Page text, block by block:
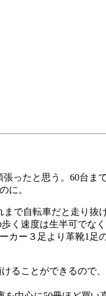
ったと思う。60台ま
に。
で自転車だと走り抜
く速度は生半可でなく
ー３足より革靴1足
ることができるので